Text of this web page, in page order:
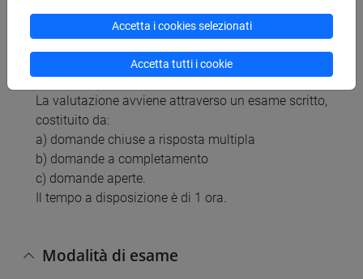
Modalità di verifica dell'apprendimento
La valutazione avviene attraverso un esame scritto,
costituito da:
a) domande chiuse a risposta multipla
b) domande a completamento
c) domande aperte.
Il tempo a disposizione è di 1 ora.
Modalità di esame
Accetta i cookies selezionati
Accetta tutti i cookie